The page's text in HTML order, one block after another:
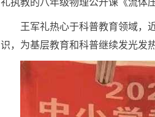
礼执教的八年级物理公开课《流体
王军礼热心于科普教育领域，
识，为基层教育和科普继续发光发热